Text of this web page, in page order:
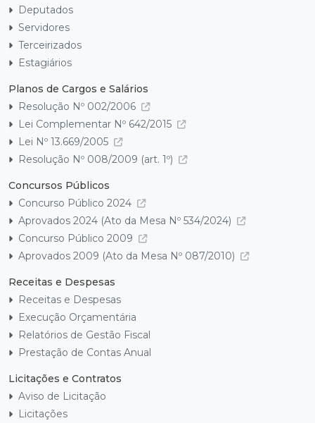
Deputados
Servidores
Terceirizados
Estagiários
Planos de Cargos e Salários
Resolução Nº 002/2006
Lei Complementar Nº 642/2015
Lei Nº 13.669/2005
Resolução Nº 008/2009 (art. 1º)
Concursos Públicos
Concurso Público 2024
Aprovados 2024 (Ato da Mesa Nº 534/2024)
Concurso Público 2009
Aprovados 2009 (Ato da Mesa Nº 087/2010)
Receitas e Despesas
Receitas e Despesas
Execução Orçamentária
Relatórios de Gestão Fiscal
Prestação de Contas Anual
Licitações e Contratos
Aviso de Licitação
Licitações